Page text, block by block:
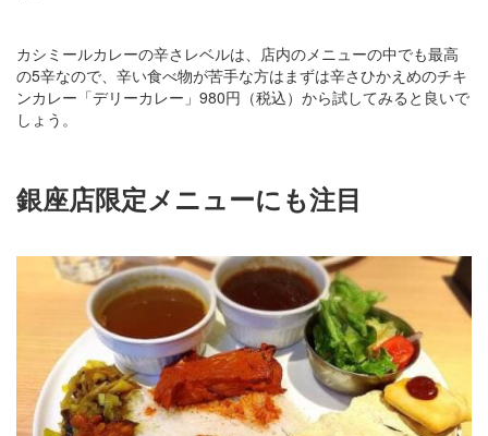
カシミールカレーの辛さレベルは、店内のメニューの中でも最高
の5辛なので、辛い食べ物が苦手な方はまずは辛さひかえめのチキ
ンカレー「デリーカレー」980円（税込）から試してみると良いで
しょう。
銀座店限定メニューにも注目